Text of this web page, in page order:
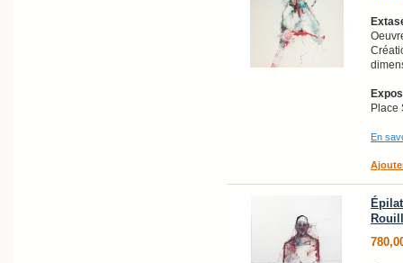
Place
En